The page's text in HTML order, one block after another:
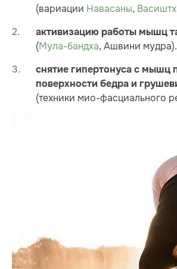
(вариации Навасаны,
активизацию работы мышц
(Мула-бандха, Ашвини мудра).
снятие гипертонуса с мышц
поверхности бедра и
(техники мио-фасциального